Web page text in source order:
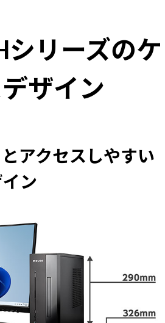
Windows 11 Copilot+ PC
シリーズのケ
ザイン
アクセスしやすい
ン